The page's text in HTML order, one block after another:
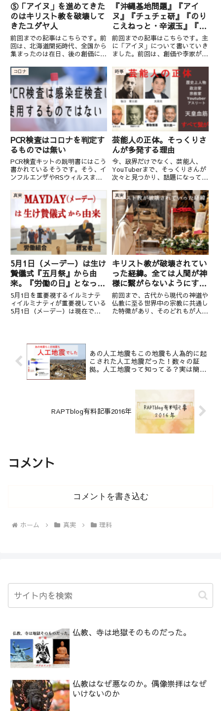
⑤「アイヌ」を進めてきた
のはキリスト教を破壊して
きたユダヤ人
前回までの記事はこちらです。前
回は、北海道開拓時代、全国から
集まったのは在日、後の創価に繋
した。その布石を作ったアイヌ記
念館の館長「川村カネト」の息子
「旭川アイヌ協会」会長はキリス
ト教で講演していたわけです
が、...
『沖縄基地問題』『アイ
ヌ』『チュチェ研』『のり
こえねっと・辛淑玉』『オ
ール沖縄』『関西生コン』
全て創価・中国・李家に繋
がる。
前回までの記事はこちらです。主
に「アイヌ」について書いていき
ました。前回は、創価や李家がど
の実体を書いていきました。今回
は、『 沖縄基地利権 』につい
て書いていきたいと思います。一
見関係ないように思われます
が、...
コロナ
PCR検査はコロナを判定す
るものでは無い
PCR検査キットの説明書にはこう
書かれているそうです。そう、イ
ンフルエンザやRSウィルスまで
コロナの感染したことが分かるキ
ットではないのです。PCR検査の
生みの親、キャリーマリスもその
様に言っています。キャリ...
時事
芸能人の正体。そっくりさ
んが多発する理由
今、政界だけでなく、芸能人、
YouTuberまで、そっくりさんが
次々と見つかり、話題になってい
は言えないレベル、つまり遺伝子
レベルでそっくりなことが分かる
かと思います。クリックして拡大
できますクリックして拡大で...
真実
5月1日（メーデー）は生け
贄儀式『五月祭』から由
来。『労働の日』となった
本当の理由は？
5月1日を重要視するイルミナテ
ィイルミナティが重要視している
5月1日（メーデー）は現在では
同様『生け贄の儀式』が行われる
期間でした。五月祭の前夜祭でも
『...
真実
キリスト教が破壊されてい
った経緯。全ては人間が神
様に繋がらないようにする
ため。
前回まで、古代から現代の神道や
仏教に至る世界中の宗教に共通し
た特徴があり、そのどれもが人間
であることを書きました。これら
の...
あの人工地震もこの地震も人為的に起
こされた人工地震だった！数々の証
拠。人工地震って知ってる？実は簡単
RAPTblog有料記事2016年
コメント
コメントを書き込む
ホーム 真実 理科
仏教、寺は地獄そのものだった。
仏教はなぜ悪なのか。偶像崇拝はなぜ
いけないのか